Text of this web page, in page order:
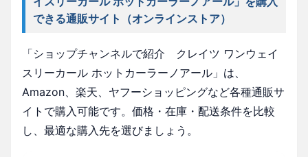
できる通販サイト（オンラインストア）
「ショップチャンネルで紹介 クレイツ ワンウェイ
スリーカール ホットカーラーノアール」は、
Amazon、楽天、ヤフーショッピングなど各種通販サ
イトで購入可能です。価格・在庫・配送条件を比較
し、最適な購入先を選びましょう。